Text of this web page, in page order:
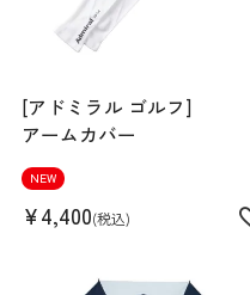
[アドミラル ゴルフ]
アームカバー
NEW
¥4,400 税込